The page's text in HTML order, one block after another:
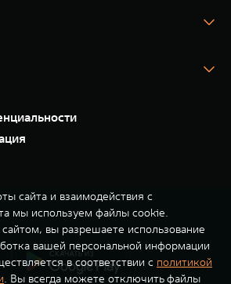
TANK
сайта и взаимодействия с
мы используем файлы cookie.
вы разрешаете использование
вашей персональной информации
в соответствии с политикой
. Вы всегда можете отключить файлы